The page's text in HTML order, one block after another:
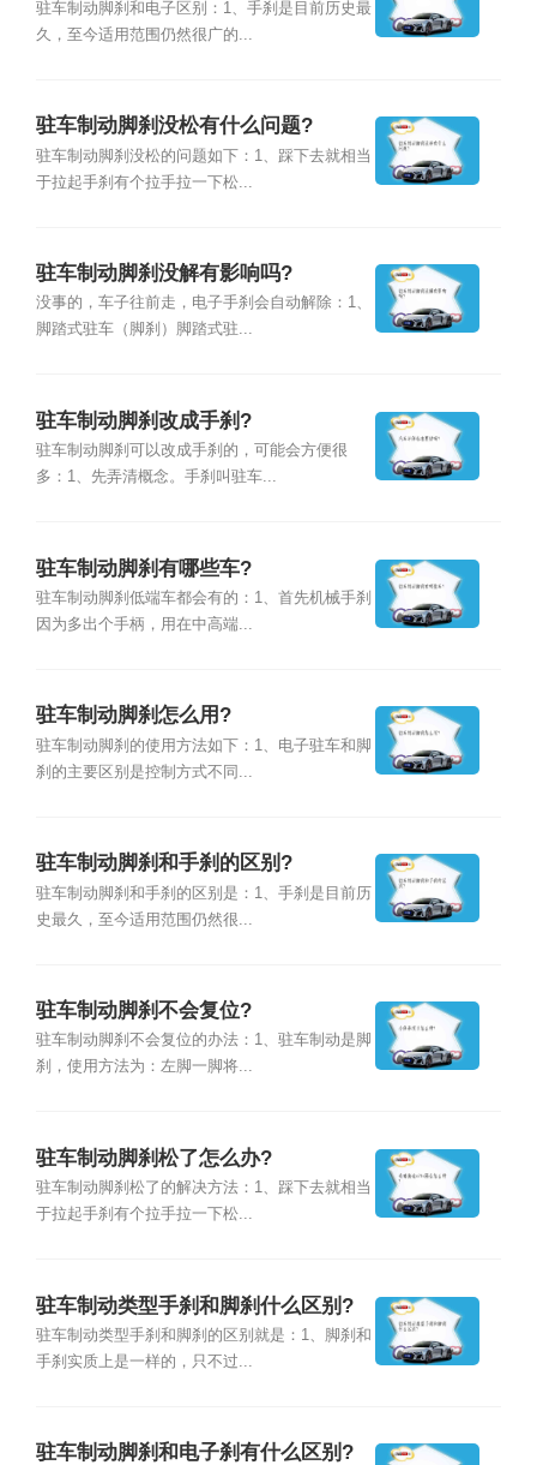
驻车制动脚刹和电子区别：1、手刹是目前历史最
久，至今适用范围仍然很广的...
驻车制动脚刹没松有什么问题?
驻车制动脚刹没松的问题如下：1、踩下去就相当
于拉起手刹有个拉手拉一下松...
驻车制动脚刹没解有影响吗?
没事的，车子往前走，电子手刹会自动解除：1、
脚踏式驻车（脚刹）脚踏式驻...
驻车制动脚刹改成手刹?
驻车制动脚刹可以改成手刹的，可能会方便很
多：1、先弄清概念。手刹叫驻车...
驻车制动脚刹有哪些车?
驻车制动脚刹低端车都会有的：1、首先机械手刹
因为多出个手柄，用在中高端...
驻车制动脚刹怎么用?
驻车制动脚刹的使用方法如下：1、电子驻车和脚
刹的主要区别是控制方式不同...
驻车制动脚刹和手刹的区别?
驻车制动脚刹和手刹的区别是：1、手刹是目前历
史最久，至今适用范围仍然很...
驻车制动脚刹不会复位?
驻车制动脚刹不会复位的办法：1、驻车制动是脚
刹，使用方法为：左脚一脚将...
驻车制动脚刹松了怎么办?
驻车制动脚刹松了的解决方法：1、踩下去就相当
于拉起手刹有个拉手拉一下松...
驻车制动类型手刹和脚刹什么区别?
驻车制动类型手刹和脚刹的区别就是：1、脚刹和
手刹实质上是一样的，只不过...
驻车制动脚刹和电子刹有什么区别?